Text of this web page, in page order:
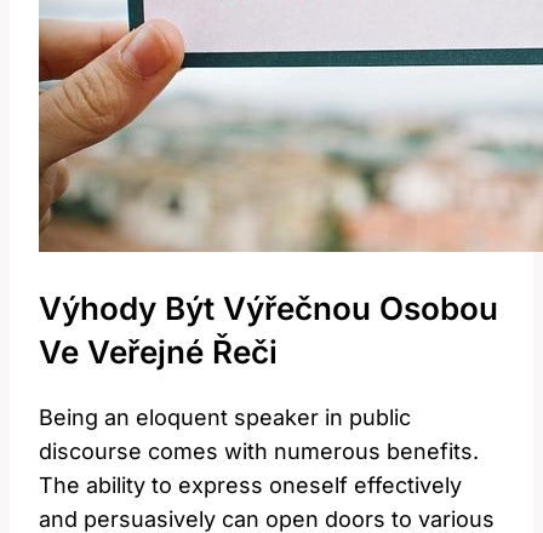
Výhody Být Výřečnou Osobou
Ve Veřejné Řeči
Being an eloquent speaker in public
discourse comes with numerous benefits.
The ability to express oneself effectively
and persuasively can open doors to various